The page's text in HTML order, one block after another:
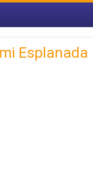
Esplanada